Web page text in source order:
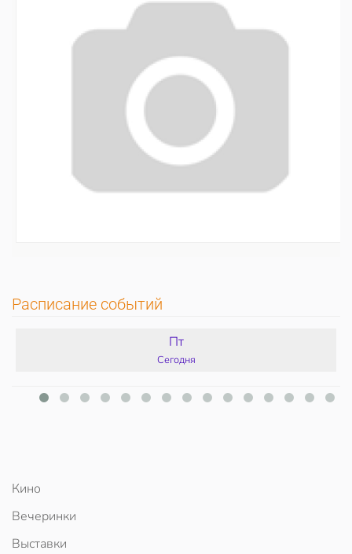
Расписание событий
Пт
Сегодня
Кино
Вечеринки
Выставки